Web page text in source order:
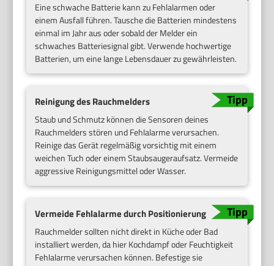
Eine schwache Batterie kann zu Fehlalarmen oder
einem Ausfall führen. Tausche die Batterien mindestens
einmal im Jahr aus oder sobald der Melder ein
schwaches Batteriesignal gibt. Verwende hochwertige
Batterien, um eine lange Lebensdauer zu gewährleisten.
Reinigung des Rauchmelders
Staub und Schmutz können die Sensoren deines
Rauchmelders stören und Fehlalarme verursachen.
Reinige das Gerät regelmäßig vorsichtig mit einem
weichen Tuch oder einem Staubsaugeraufsatz. Vermeide
aggressive Reinigungsmittel oder Wasser.
Vermeide Fehlalarme durch Positionierung
Rauchmelder sollten nicht direkt in Küche oder Bad
installiert werden, da hier Kochdampf oder Feuchtigkeit
Fehlalarme verursachen können. Befestige sie